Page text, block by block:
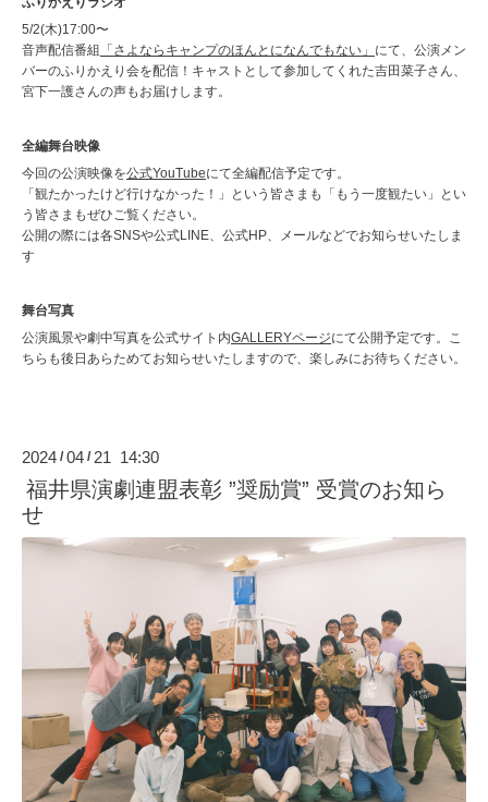
5/2(木)17:00〜
音声配信番組
「さよならキャンプのほんとになんでもない」 にて、公演メン
バーのふりかえり会を配信！キャストとして参加してくれた吉田菜子さん、
宮下一護さんの声もお届けします。
全編舞台映像
今回の公演映像を公式YouTubeにて全編配信予定です。
「観たかったけど行けなかった！」という皆さまも「もう一度観たい」とい
う皆さまもぜひご覧ください。
公開の際には各SNSや公式LINE、公式HP、メールなどでお知らせいたしま
す
舞台写真
公演風景や劇中写真を公式サイト内GALLERYページにて公開予定です。こ
ちらも後日あらためてお知らせいたしますので、楽しみにお待ちください。
2024 /04 /21 14:30
福井県演劇連盟表彰 ”奨励賞” 受賞のお知ら
せ